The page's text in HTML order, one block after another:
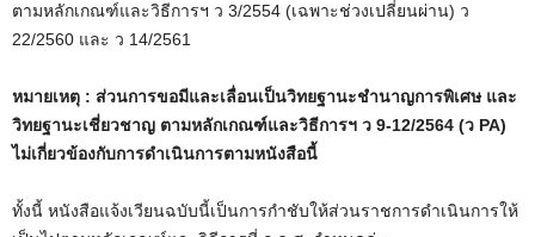
t
ตามหลักเกณฑ์และวิธีการฯ ว 3/2554 (เฉพาะช่วงเปลี่ยนผ่าน) ว
22/2560 และ ว 14/2561
หมายเหตุ : ส่วนการขอมีและเลื่อนเป็นวิทยฐานะชำนาญการพิเศษ และ
วิทยฐานะเชี่ยวชาญ ตามหลักเกณฑ์และวิธีการฯ ว 9-12/2564 (ว PA)
ไม่เกี่ยวข้องกับการดำเนินการตามหนังสือนี้
ทั้งนี้ หนังสือแจ้งเวียนฉบับนี้เป็นการกำชับให้ส่วนราชการดำเนินการให้